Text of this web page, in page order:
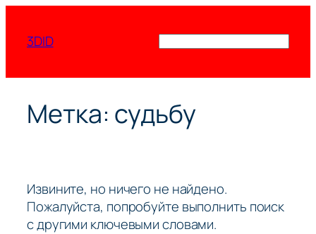
содержимому
3DID
Метка: судьбу
Извините, но ничего не найдено.
Пожалуйста, попробуйте выполнить поиск
с другими ключевыми словами.